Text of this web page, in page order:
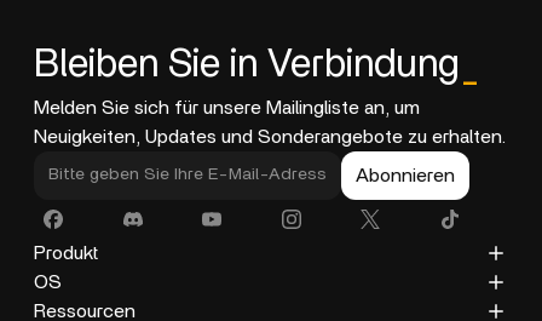
Bleiben Sie in Verbindung
Melden Sie sich für unsere Mailingliste an, um
Neuigkeiten, Updates und Sonderangebote zu erhalten.
Abonnieren
Produkt
ZimaCube
ZimaBoard 2
OS
ZimaOS
Ressourcen